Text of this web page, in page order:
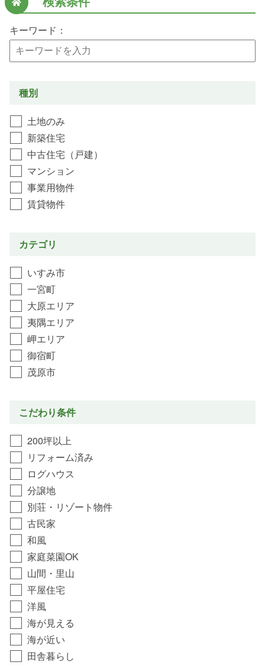
キーワード：
種別
土地のみ
新築住宅
中古住宅（戸建）
マンション
事業用物件
賃貸物件
カテゴリ
いすみ市
一宮町
大原エリア
夷隅エリア
岬エリア
御宿町
茂原市
こだわり条件
200坪以上
リフォーム済み
ログハウス
分譲地
別荘・リゾート物件
古民家
和風
家庭菜園OK
山間・里山
平屋住宅
洋風
海が見える
海が近い
田舎暮らし